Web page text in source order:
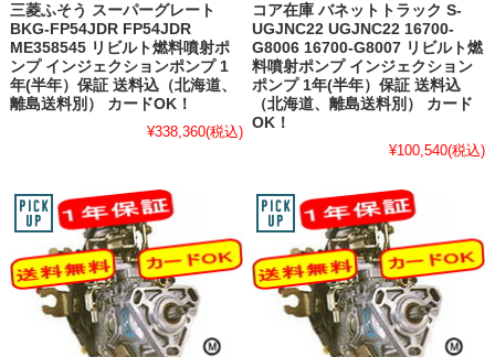
三菱ふそう スーパーグレート
BKG-FP54JDR FP54JDR
ME358545 リビルト燃料噴射ポ
ンプ インジェクションポンプ 1
年(半年）保証 送料込（北海道、
離島送料別） カードOK！
¥338,360(税込)
コア在庫 バネットトラック S-
UGJNC22 UGJNC22 16700-
G8006 16700-G8007 リビルト燃
料噴射ポンプ インジェクション
ポンプ 1年(半年）保証 送料込
（北海道、離島送料別） カード
OK！
¥100,540(税込)